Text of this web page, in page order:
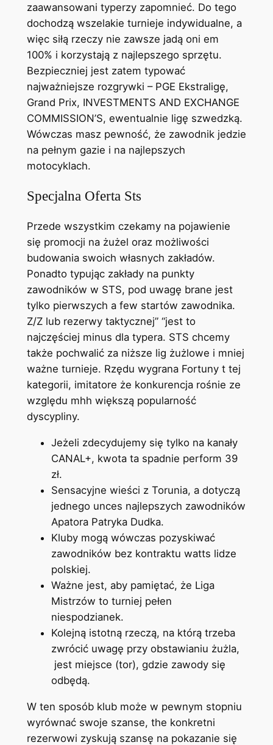
zaawansowani typerzy zapomnieć. Do tego
dochodzą wszelakie turnieje indywidualne, a
więc siłą rzeczy nie zawsze jadą oni em
100% i korzystają z najlepszego sprzętu.
Bezpieczniej jest zatem typować
najważniejsze rozgrywki – PGE Ekstraligę,
Grand Prix, INVESTMENTS AND EXCHANGE
COMMISSION’S, ewentualnie ligę szwedzką.
Wówczas masz pewność, że zawodnik jedzie
na pełnym gazie i na najlepszych
motocyklach.
Specjalna Oferta Sts
Przede wszystkim czekamy na pojawienie
się promocji na żużel oraz możliwości
budowania swoich własnych zakładów.
Ponadto typując zakłady na punkty
zawodników w STS, pod uwagę brane jest
tylko pierwszych a few startów zawodnika.
Z/Z lub rezerwy taktycznej” “jest to
najczęściej minus dla typera. STS chcemy
także pochwalić za niższe lig żużlowe i mniej
ważne turnieje. Rzędu wygrana Fortuny t tej
kategorii, imitatore że konkurencja rośnie ze
względu mhh większą popularność
dyscypliny.
Jeżeli zdecydujemy się tylko na kanały
CANAL+, kwota ta spadnie perform 39
zł.
Sensacyjne wieści z Torunia, a dotyczą
jednego unces najlepszych zawodników
Apatora Patryka Dudka.
Kluby mogą wówczas pozyskiwać
zawodników bez kontraktu watts lidze
polskiej.
Ważne jest, aby pamiętać, że Liga
Mistrzów to turniej pełen
niespodzianek.
Kolejną istotną rzeczą, na którą trzeba
zwrócić uwagę przy obstawianiu żużla,
jest miejsce (tor), gdzie zawody się
odbędą.
W ten sposób klub może w pewnym stopniu
wyrównać swoje szanse, the konkretni
rezerwowi zyskują szansę na pokazanie się